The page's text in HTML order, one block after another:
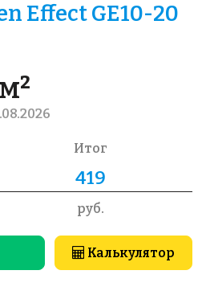
Effect GE10-20
Итог
руб.
Калькулятор